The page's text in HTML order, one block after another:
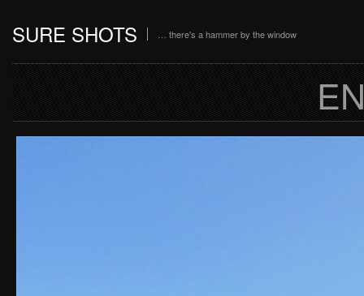
SURE SHOTS … there's a hammer by the window